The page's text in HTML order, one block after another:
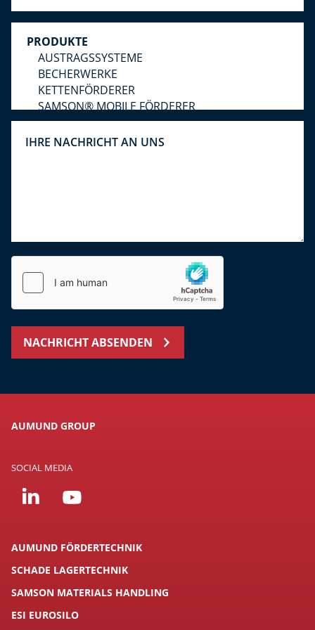
NACHRICHT ABSENDEN
AUMUND GROUP
SOCIAL MEDIA
AUMUND FÖRDERTECHNIK
SCHADE LAGERTECHNIK
SAMSON MATERIALS HANDLING
ESI EUROSILO